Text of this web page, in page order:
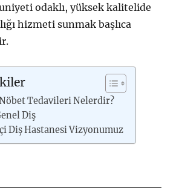
odaklı, yüksek kalitelide
hizmeti sunmak başlıca
Tedavileri Nelerdir?
Diş
Diş Hastanesi Vizyonumuz